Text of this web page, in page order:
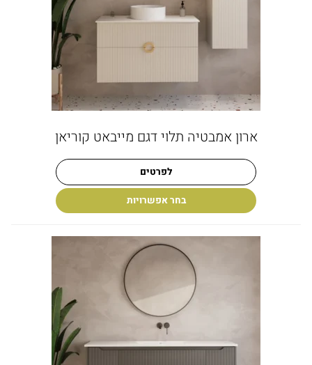
ארון אמבטיה תלוי דגם מייבאט קוריאן
לפרטים
בחר אפשרויות